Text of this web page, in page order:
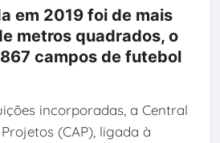
em 2019 foi de mais
metros quadrados, o
campos de futebol
incorporadas, a Central
(CAP), ligada à